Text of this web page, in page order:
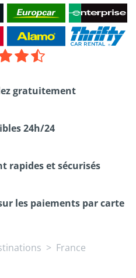
gratuitement
24h/24
rapides et sécurisés
les paiements par carte
France